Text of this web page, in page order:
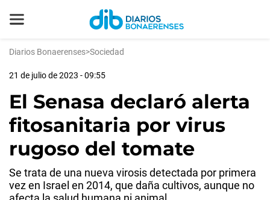
Diarios Bonaerenses>Sociedad
21 de julio de 2023 - 09:55
El Senasa declaró alerta
fitosanitaria por virus
rugoso del tomate
Se trata de una nueva virosis detectada por primera
vez en Israel en 2014, que daña cultivos, aunque no